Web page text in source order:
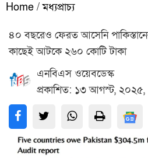
Home / মধ্যপ্রাচ্য
৪০ বছরেও ফেরত আসেনি
কাছেই আটকে ২৬০ কোটি টাকা
এনবিএস ওয়েবডেস্ক
প্রকাশিত: ১৩ আগস্ট,